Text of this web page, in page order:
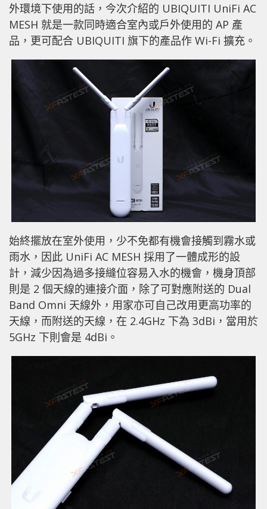
外環境下使用的話，今次介紹的 UBIQUITI UniFi AC
MESH 就是一款同時適合室內或戶外使用的 AP 產
品，更可配合 UBIQUITI 旗下的產品作 Wi-Fi 擴充。
始終擺放在室外使用，少不免都有機會接觸到霧水或
雨水，因此 UniFi AC MESH 採用了一體成形的設
計，減少因為過多接縫位容易入水的機會，機身頂部
則是 2 個天線的連接介面，除了可對應附送的 Dual
Band Omni 天線外，用家亦可自己改用更高功率的
天線，而附送的天線，在 2.4GHz 下為 3dBi，當用於
5GHz 下則會是 4dBi。